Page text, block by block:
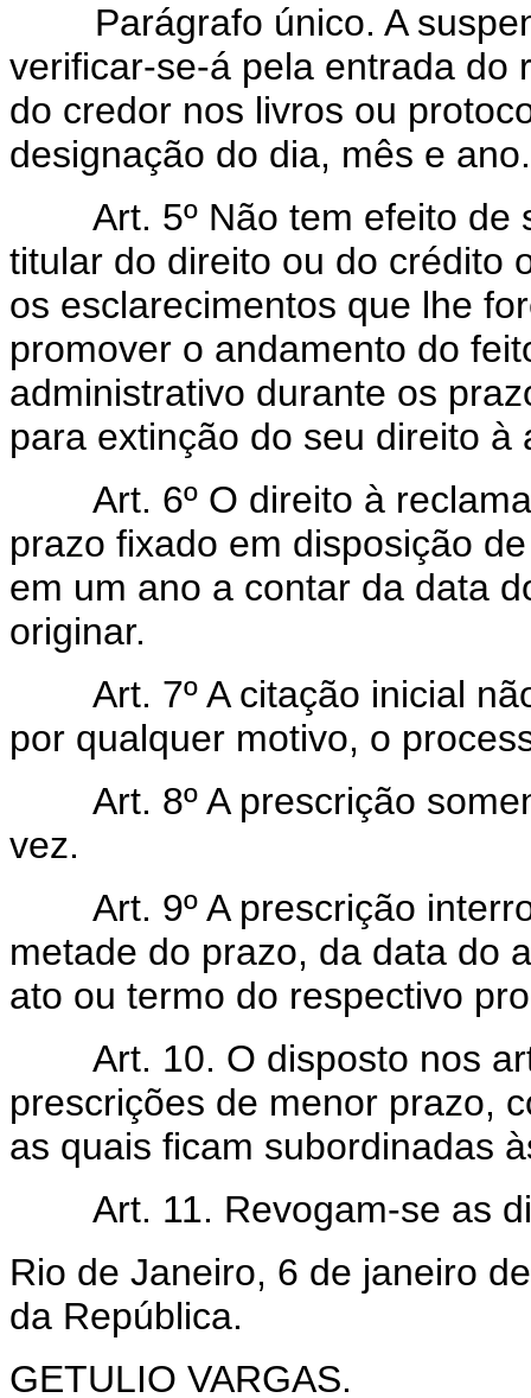
Parágrafo único. A
verificar-se-á pela entrada do
do credor nos livros ou
designação do dia, mês e ano.
Art. 5º Não tem efeito de
titular do direito ou do crédito
os esclarecimentos que lhe
promover o andamento do
administrativo durante os
para extinção do seu direito à
Art. 6º O direito à
prazo fixado em disposição
em um ano a contar da data
originar.
Art. 7º A citação inicial
por qualquer motivo, o
Art. 8º A prescrição
vez.
Art. 9º A prescrição
metade do prazo, da data do
ato ou termo do respectivo
Art. 10. O disposto nos
prescrições de menor prazo,
as quais ficam subordinadas
Art. 11. Revogam-se as
Rio de Janeiro, 6 de janeiro
da República.
GETULIO VARGAS.